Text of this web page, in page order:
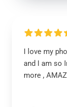
I love my
and I am so
more ,